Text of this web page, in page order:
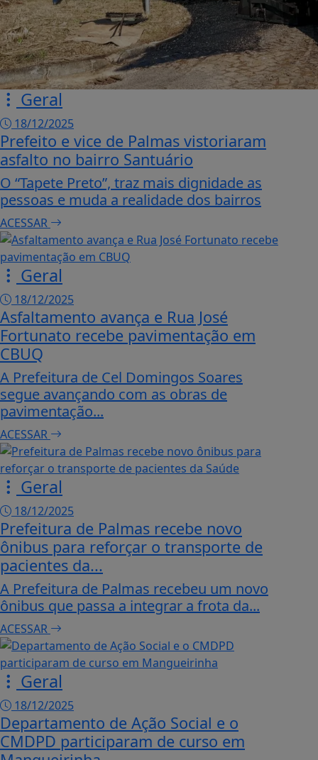
Geral
18/12/2025
Prefeito e vice de Palmas vistoriaram
asfalto no bairro Santuário
O “Tapete Preto”, traz mais dignidade as
pessoas e muda a realidade dos bairros
ACESSAR
Geral
18/12/2025
Asfaltamento avança e Rua José
Fortunato recebe pavimentação em
CBUQ
A Prefeitura de Cel Domingos Soares
segue avançando com as obras de
pavimentação...
ACESSAR
Geral
18/12/2025
Prefeitura de Palmas recebe novo
ônibus para reforçar o transporte de
pacientes da...
A Prefeitura de Palmas recebeu um novo
ônibus que passa a integrar a frota da...
ACESSAR
Geral
18/12/2025
Departamento de Ação Social e o
CMDPD participaram de curso em